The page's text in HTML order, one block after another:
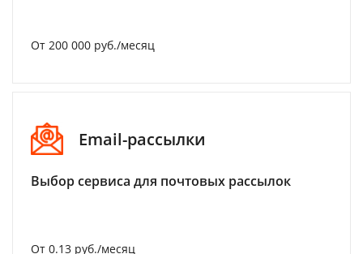
От 200 000 руб./месяц
Email-рассылки
Выбор сервиса для почтовых рассылок
От 0.13 руб./месяц